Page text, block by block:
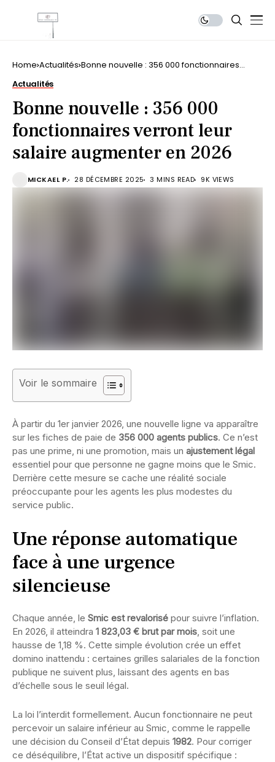
Home Actualités Bonne nouvelle : 356 000 fonctionnaires
Actualités
Bonne nouvelle : 356 000
fonctionnaires verront leur
salaire augmenter en 2026
MICKAEL P. 28 DÉCEMBRE 2025 3 MINS READ 9K VIEWS
Voir le sommaire
À partir du 1er janvier 2026, une nouvelle ligne va apparaître
sur les fiches de paie de 356 000 agents publics. Ce n’est
pas une prime, ni une promotion, mais un ajustement légal
essentiel pour que personne ne gagne moins que le Smic.
Derrière cette mesure se cache une réalité sociale
préoccupante pour les agents les plus modestes du
service public.
Une réponse automatique
face à une urgence
silencieuse
Chaque année, le Smic est revalorisé pour suivre l’inflation.
En 2026, il atteindra 1 823,03 € brut par mois, soit une
hausse de 1,18 %. Cette simple évolution crée un effet
domino inattendu : certaines grilles salariales de la fonction
publique ne suivent plus, laissant des agents en bas
d’échelle sous le seuil légal.
La loi l’interdit formellement. Aucun fonctionnaire ne peut
percevoir un salaire inférieur au Smic, comme le rappelle
une décision du Conseil d’État depuis 1982. Pour corriger
ce déséquilibre, l’État active un dispositif spécifique :